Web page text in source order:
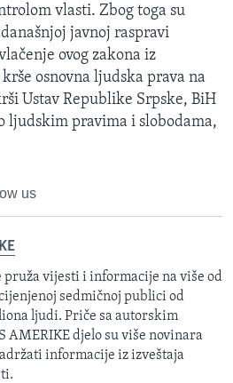
vlasti. Zbog toga su
javnoj raspravi
ovog zakona iz
osnovna ljudska prava na
Ustav Republike Srpske, BiH
ljudskim pravima i slobodama,
us
pruža vijesti i informacije na više od
sedmičnoj publici od
ljudi. Priče sa autorskim
AMERIKE djelo su više novinara
informacije iz izveštaja